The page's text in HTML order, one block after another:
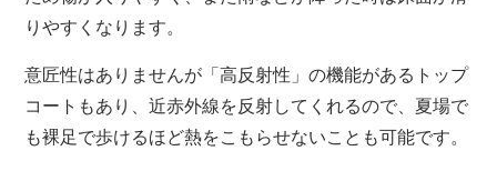
りやすくなります。
意匠性はありませんが「高反射性」の機能があるトップ
コートもあり、近赤外線を反射してくれるので、夏場で
も裸足で歩けるほど熱をこもらせないことも可能です。